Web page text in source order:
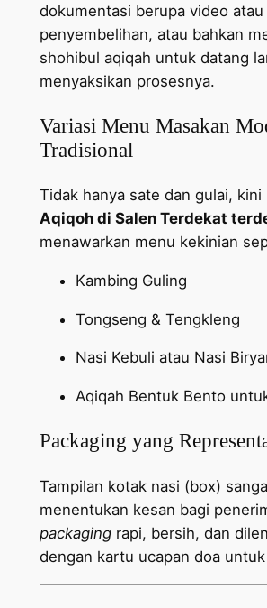
dokumentasi berupa video
penyembelihan, atau bahkan
shohibul aqiqah untuk datang
menyaksikan prosesnya.
Variasi Menu Masakan
Tradisional
Tidak hanya sate dan gulai, kini
Aqiqoh di Salen Terdekat
menawarkan menu kekinian
Kambing Guling
Tongseng & Tengkleng
Nasi Kebuli atau Nasi
Aqiqah Bentuk Bento
Packaging yang
Tampilan kotak nasi (box)
menentukan kesan bagi
packagingrapi, bersih, dan
dengan kartu ucapan doa